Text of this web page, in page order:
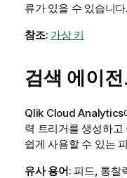
류가 있을 수 있습니다.
참조: 가상 키
검색 에이
Qlik Cloud Analytics
력 트리거를 생성하
쉽게 사용할 수 있는
유사 용어: 피드, 통찰